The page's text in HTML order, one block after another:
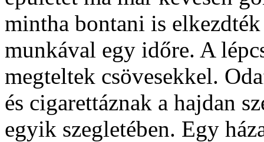
mintha bontani is
munkával egy időre. A
megteltek csövesekkel.
és cigarettáznak a hajdan
egyik szegletében. Egy